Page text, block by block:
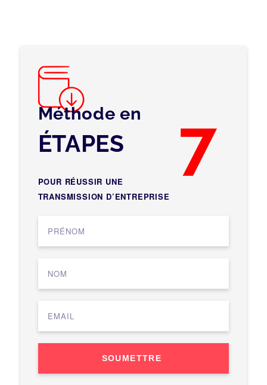
Méthode en 7
ÉTAPES
POUR RÉUSSIR UNE
TRANSMISSION D’ENTREPRISE
SOUMETTRE